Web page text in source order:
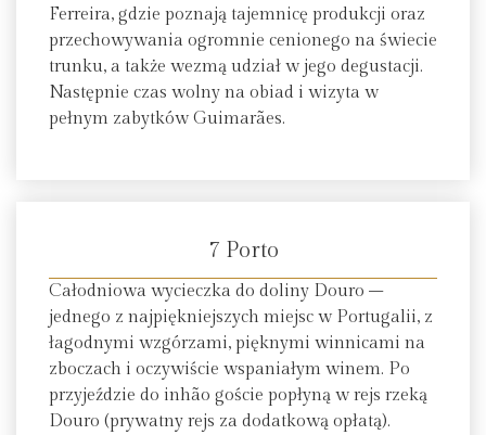
Ferreira, gdzie poznają tajemnicę produkcji oraz
przechowywania ogromnie cenionego na świecie
trunku, a także wezmą udział w jego degustacji.
Następnie czas wolny na obiad i wizyta w
pełnym zabytków Guimarães.
7 Porto
Całodniowa wycieczka do doliny Douro –
jednego z najpiękniejszych miejsc w Portugalii, z
łagodnymi wzgórzami, pięknymi winnicami na
zboczach i oczywiście wspaniałym winem. Po
przyjeździe do inhão goście popłyną w rejs rzeką
Douro (prywatny rejs za dodatkową opłatą).